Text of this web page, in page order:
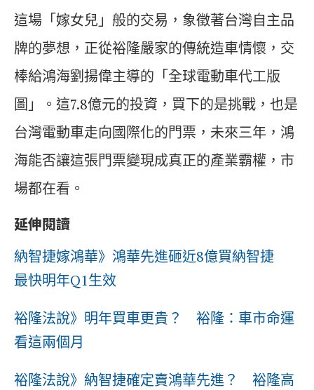
這場「嫁女兒」般的交易，象徵著台灣自主品
牌的夢想，正從裕隆嚴家的傳統造車情懷，交
棒給鴻海劉揚偉主導的「全球電動車代工版
圖」。這7.8億元的投資，買下的是挑戰，也是
台灣電動車走向國際化的門票，未來三年，鴻
海能否讓這張門票變現成真正的產業霸權，市
場都在看。
延伸閱讀
納智捷嫁鴻華》鴻華先進砸近8億買納智捷
最快明年Q1生效
裕隆法說》明年買車更貴？ 裕隆：車市命運
看這兩個月
裕隆法說》納智捷確定賣鴻華先進？ 裕隆高